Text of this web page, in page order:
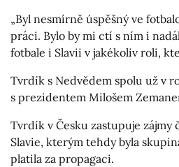
„Byl nesmírně úspěšný ve
práci. Bylo by mi ctí s ním i
fotbale i Slavii v jakékoliv roli,
Tvrdík s Nedvědem spolu už v
s prezidentem Milošem
Tvrdík v Česku zastupuje zájmy
Slavie, kterým tehdy byla
platila za propagaci.